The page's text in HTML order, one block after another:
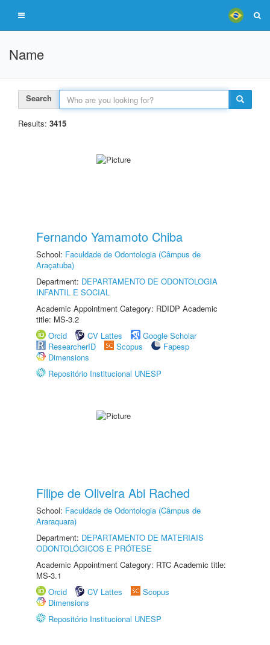
Name
Search
Results: 3415
Fernando Yamamoto Chiba
School: Faculdade de Odontologia (Câmpus de
Araçatuba)
Department: DEPARTAMENTO DE ODONTOLOGIA
INFANTIL E SOCIAL
Academic Appointment Category: RDIDP Academic
title: MS-3.2
Orcid
CV Lattes
Google Scholar
ResearcherID
Scopus
Fapesp
Dimensions
Repositório Institucional UNESP
Filipe de Oliveira Abi Rached
School: Faculdade de Odontologia (Câmpus de
Araraquara)
Department: DEPARTAMENTO DE MATERIAIS
ODONTOLÓGICOS E PRÓTESE
Academic Appointment Category: RTC Academic title:
MS-3.1
Orcid
CV Lattes
Scopus
Dimensions
Repositório Institucional UNESP